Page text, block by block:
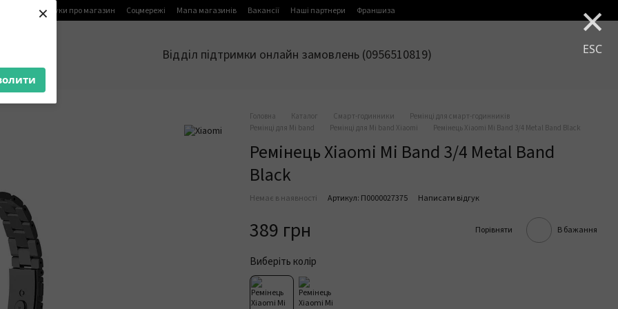
× ×
ESC
Відгуки про магазин Соцмережі Мапа магазинів Вакансії Наші партнери Франшиза
Відділ підтримки онлайн замовлень (0956510819)
Головна Каталог Смарт-годинники
Ремінці для смарт-годинників
Ремінці для Mi band
Ремінці для Mi band Xiaomi Ремінець Xiaomi Mi Band 3/4 Metal Band Black
Ремінець Xiaomi Mi Band 3/4 Metal Band
Black
Немає в наявності Артикул: П0000027375 Написати відгук
389 грн Порівняти В бажання
Виберіть колір